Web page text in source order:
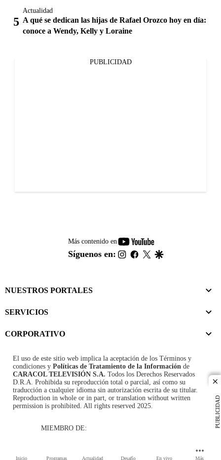
Inicio Programas Actualidad Desafío En vivo Más
PUBLICIDAD
Actualidad
A qué se dedican las hijas de Rafael Orozco hoy en día:
conoce a Wendy, Kelly y Loraine
PUBLICIDAD
Más contenido en
youtube-
footer
Síguenos en: instagram
facebook
twitter
NUESTROS PORTALES
SERVICIOS
CORPORATIVO
El uso de este sitio web implica la aceptación de los Términos y
condiciones y Políticas de Tratamiento de la Información de
CARACOL TELEVISIÓN S.A. Todos los Derechos Reservados
D.R.A. Prohibida su reproducción total o parcial, así como su
traducción a cualquier idioma sin autorización escrita de su titular.
Reproduction in whole or in part, or translation without written
permission is prohibited. All rights reserved 2025.
MIEMBRO DE: